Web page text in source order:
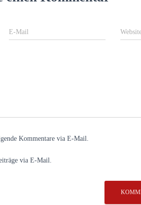
E-Mail
Kommentare via E-Mail.
via E-Mail.